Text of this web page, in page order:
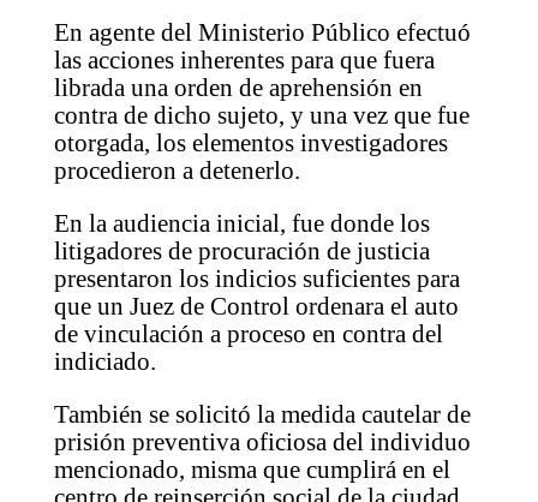
En agente del Ministerio Público efectuó
las acciones inherentes para que fuera
librada una orden de aprehensión en
contra de dicho sujeto, y una vez que fue
otorgada, los elementos investigadores
procedieron a detenerlo.
En la audiencia inicial, fue donde los
litigadores de procuración de justicia
presentaron los indicios suficientes para
que un Juez de Control ordenara el auto
de vinculación a proceso en contra del
indiciado.
También se solicitó la medida cautelar de
prisión preventiva oficiosa del individuo
mencionado, misma que cumplirá en el